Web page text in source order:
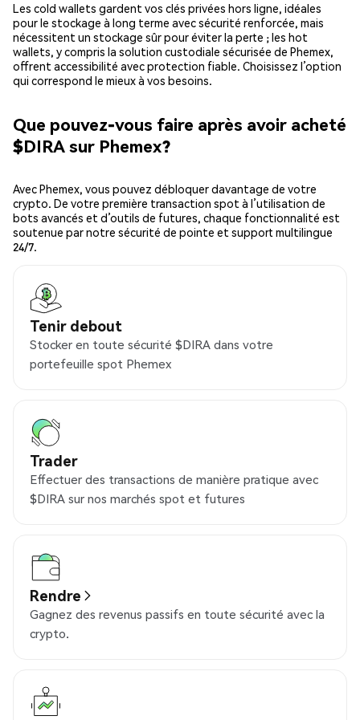
Les cold wallets gardent vos clés privées hors ligne, idéales
pour le stockage à long terme avec sécurité renforcée, mais
nécessitent un stockage sûr pour éviter la perte ; les hot
wallets, y compris la solution custodiale sécurisée de Phemex,
offrent accessibilité avec protection fiable. Choisissez l’option
qui correspond le mieux à vos besoins.
Que pouvez-vous faire après avoir acheté
$DIRA sur Phemex?
Avec Phemex, vous pouvez débloquer davantage de votre
crypto. De votre première transaction spot à l’utilisation de
bots avancés et d’outils de futures, chaque fonctionnalité est
soutenue par notre sécurité de pointe et support multilingue
24/7.
Tenir debout
Stocker en toute sécurité $DIRA dans votre
portefeuille spot Phemex
Trader
Effectuer des transactions de manière pratique avec
$DIRA sur nos marchés spot et futures
Rendre
Gagnez des revenus passifs en toute sécurité avec la
crypto.